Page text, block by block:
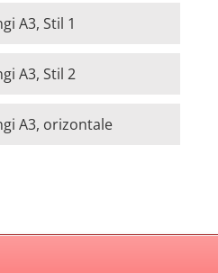
A3, Stil 1
A3, Stil 2
A3, orizontale